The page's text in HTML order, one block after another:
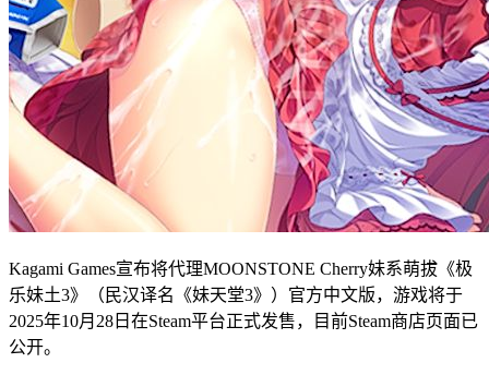
Kagami Games宣布将代理MOONSTONE Cherry妹系萌拔《极
乐妹土3》（民汉译名《妹天堂3》）官方中文版，游戏将于
2025年10月28日在Steam平台正式发售，目前Steam商店页面已
公开。